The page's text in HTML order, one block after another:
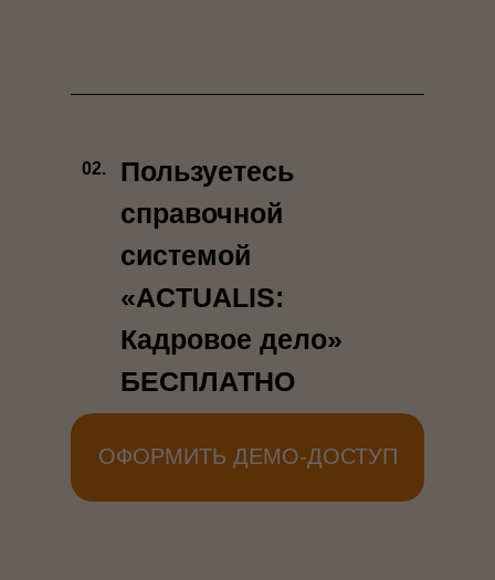
02.
Пользуетесь
справочной
системой
«ACTUALIS:
Кадровое дело»
БЕСПЛАТНО
ОФОРМИТЬ ДЕМО-ДОСТУП